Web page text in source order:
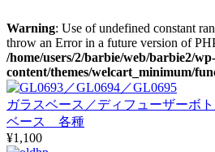
Warning: Use of undefined constant
throw an Error in a future version of
/home/users/2/barbie/web/barbie2/wp-
content/themes/welcart_minimum/
ガラスベース／ディフューザーボ
ベース 各種
¥1,100